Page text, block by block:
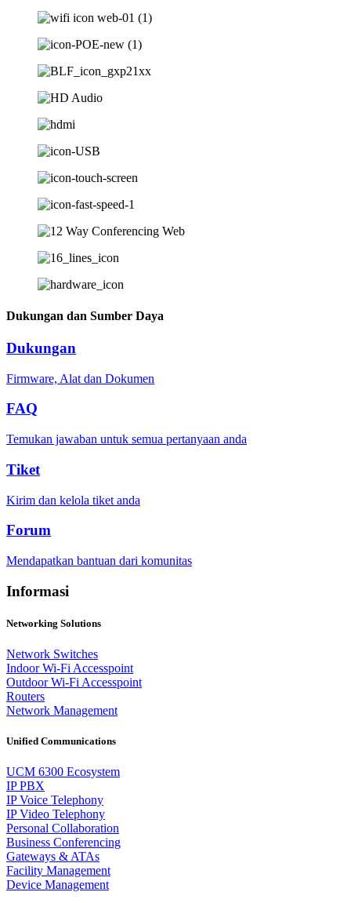
Dukungan dan Sumber Daya
Dukungan
Firmware, Alat dan Dokumen
FAQ
Temukan jawaban untuk semua pertanyaan anda
Tiket
Kirim dan kelola tiket anda
Forum
Mendapatkan bantuan dari komunitas
Informasi
Networking Solutions
Network Switches
Indoor Wi-Fi Accesspoint
Outdoor Wi-Fi Accesspoint
Routers
Network Management
Unified Communications
UCM 6300 Ecosystem
IP PBX
IP Voice Telephony
IP Video Telephony
Personal Collaboration
Business Conferencing
Gateways & ATAs
Facility Management
Device Management